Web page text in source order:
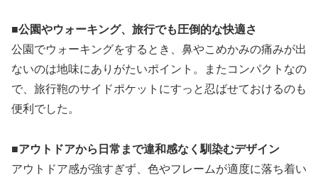
■公園やウォーキング、旅行でも圧倒的な快適さ
公園でウォーキングをするとき、鼻やこめかみの痛みが出
ないのは地味にありがたいポイント。またコンパクトなの
で、旅行鞄のサイドポケットにすっと忍ばせておけるのも
便利でした。
■アウトドアから日常まで違和感なく馴染むデザイン
アウトドア感が強すぎず、色やフレームが適度に落ち着い